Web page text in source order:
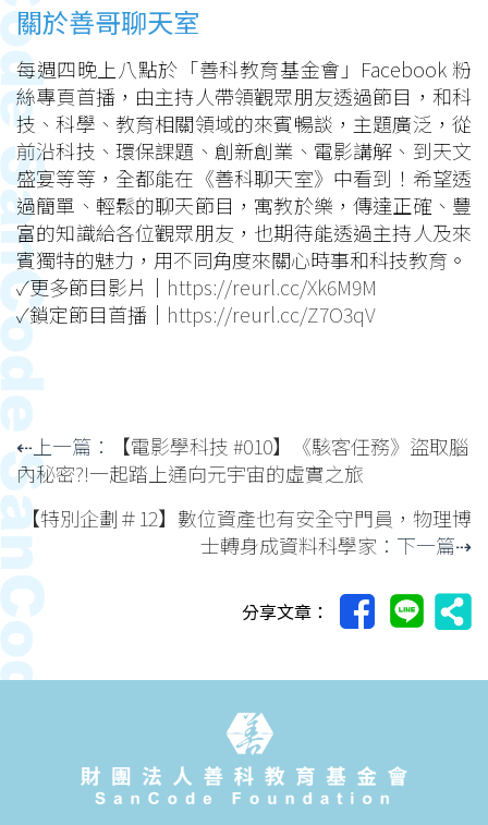
關於善哥聊天室
每週四晚上八點於「善科教育基金會」Facebook 粉
絲專頁首播，由主持人帶領觀眾朋友透過節目，和科
技、科學、教育相關領域的來賓暢談，主題廣泛，從
前沿科技、環保課題、創新創業、電影講解、到天文
盛宴等等，全都能在《善科聊天室》中看到！希望透
過簡單、輕鬆的聊天節目，寓教於樂，傳達正確、豐
富的知識給各位觀眾朋友，也期待能透過主持人及來
賓獨特的魅力，用不同角度來關心時事和科技教育。
✓更多節目影片｜ https://reurl.cc/Xk6M9M
✓鎖定節目首播｜ https://reurl.cc/Z7O3qV
⇠上一篇：
【電影學科技 #010】《駭客任務》盜取腦
內秘密?!一起踏上通向元宇宙的虛實之旅
【特別企劃＃12】數位資產也有安全守門員，物理博
士轉身成資料科學家 ：下一篇⇢
分享文章：